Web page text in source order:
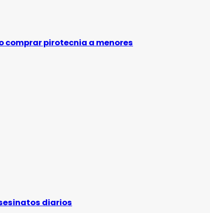
comprar pirotecnia a menores
diarios